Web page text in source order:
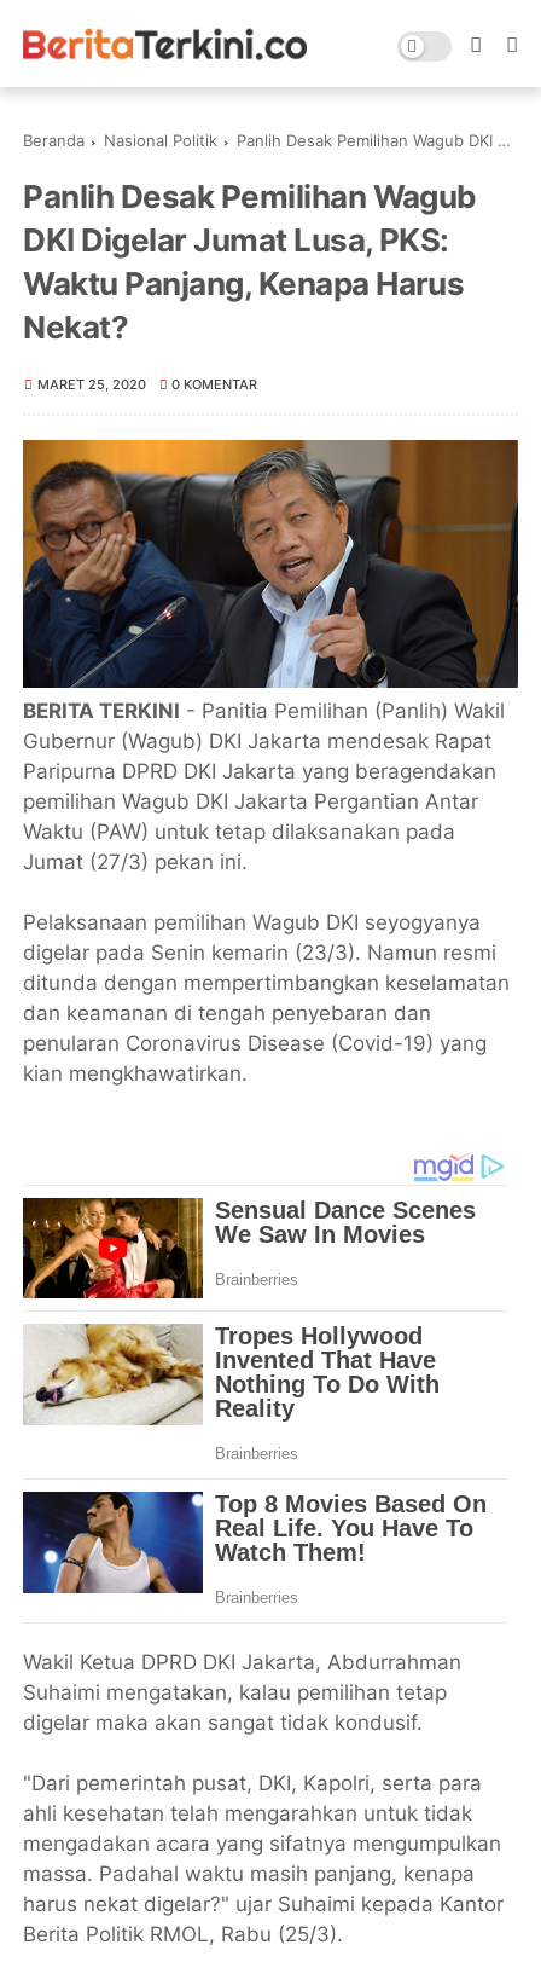
Beranda Nasional Politik Panlih Desak Pemilihan Wagub DKI Digelar Jumat Lusa, PKS: Waktu Panjang, Kenapa Harus Nekat?
Panlih Desak Pemilihan Wagub
DKI Digelar Jumat Lusa, PKS:
Waktu Panjang, Kenapa Harus
Nekat?
MARET 25, 2020 0 KOMENTAR
BERITA TERKINI - Panitia Pemilihan (Panlih) Wakil
Gubernur (Wagub) DKI Jakarta mendesak Rapat
Paripurna DPRD DKI Jakarta yang beragendakan
pemilihan Wagub DKI Jakarta Pergantian Antar
Waktu (PAW) untuk tetap dilaksanakan pada
Jumat (27/3) pekan ini.
Pelaksanaan pemilihan Wagub DKI seyogyanya
digelar pada Senin kemarin (23/3). Namun resmi
ditunda dengan mempertimbangkan keselamatan
dan keamanan di tengah penyebaran dan
penularan Coronavirus Disease (Covid-19) yang
kian mengkhawatirkan.
Wakil Ketua DPRD DKI Jakarta, Abdurrahman
Suhaimi mengatakan, kalau pemilihan tetap
digelar maka akan sangat tidak kondusif.
"Dari pemerintah pusat, DKI, Kapolri, serta para
ahli kesehatan telah mengarahkan untuk tidak
mengadakan acara yang sifatnya mengumpulkan
massa. Padahal waktu masih panjang, kenapa
harus nekat digelar?" ujar Suhaimi kepada Kantor
Berita Politik RMOL, Rabu (25/3).